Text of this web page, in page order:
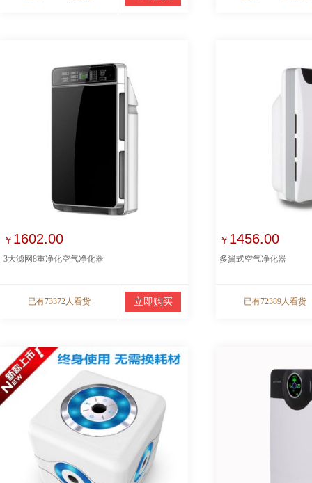
￥ 1602.00
3大滤网8重净化空气净化器
已有73372人看货 立即购买
￥ 1456.00
多翼式空气净化器
已有72389人看货